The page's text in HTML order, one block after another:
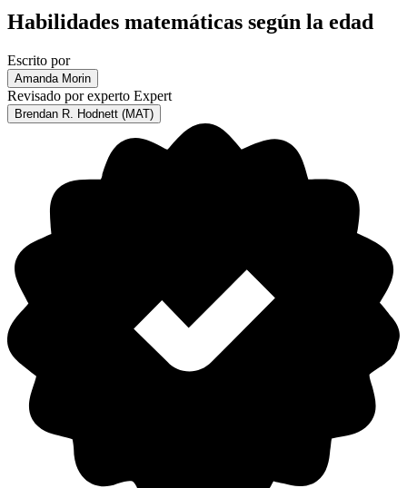
Habilidades matemáticas según la edad
Escrito por
Amanda Morin
Revisado por experto Expert
Brendan R. Hodnett (MAT)